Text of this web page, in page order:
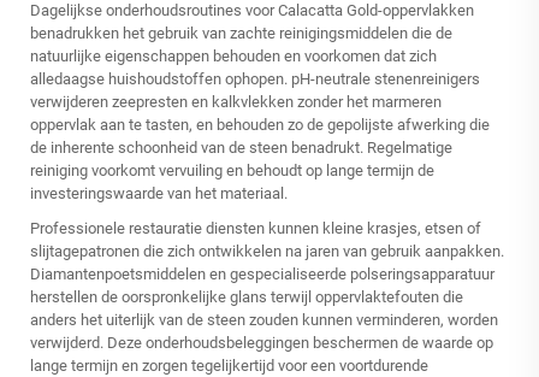
Dagelijkse onderhoudsroutines voor Calacatta Gold-oppervlakken
benadrukken het gebruik van zachte reinigingsmiddelen die de
natuurlijke eigenschappen behouden en voorkomen dat zich
alledaagse huishoudstoffen ophopen. pH-neutrale stenenreinigers
verwijderen zeepresten en kalkvlekken zonder het marmeren
oppervlak aan te tasten, en behouden zo de gepolijste afwerking die
de inherente schoonheid van de steen benadrukt. Regelmatige
reiniging voorkomt vervuiling en behoudt op lange termijn de
investeringswaarde van het materiaal.
Professionele restauratie diensten kunnen kleine krasjes, etsen of
slijtagepatronen die zich ontwikkelen na jaren van gebruik aanpakken.
Diamantenpoetsmiddelen en gespecialiseerde polseringsapparatuur
herstellen de oorspronkelijke glans terwijl oppervlaktefouten die
anders het uiterlijk van de steen zouden kunnen verminderen, worden
verwijderd. Deze onderhoudsbeleggingen beschermen de waarde op
lange termijn en zorgen tegelijkertijd voor een voortdurende